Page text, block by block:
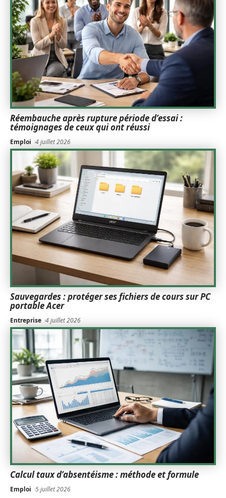
Réembauche après rupture période d’essai :
témoignages de ceux qui ont réussi
Emploi 4 juillet 2026
Sauvegardes : protéger ses fichiers de cours sur PC
portable Acer
Entreprise 4 juillet 2026
Calcul taux d’absentéisme : méthode et formule
Emploi 5 juillet 2026